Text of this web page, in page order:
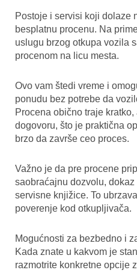
Postoje i servisi koji dolaze
besplatnu procenu. Na
uslugu brzog otkupa vozila
procenom na licu mesta.
Ovo vam štedi vreme i
ponudu bez potrebe da
Procena obično traje
dogovoru, što je praktična
brzo da završe ceo proces.
Važno je da pre procene
saobraćajnu dozvolu,
servisne knjižice. To
poverenje kod otkupljivača.
Mogućnosti za bezbedno i
Kada znate u kakvom je
razmotrite konkretne opcije